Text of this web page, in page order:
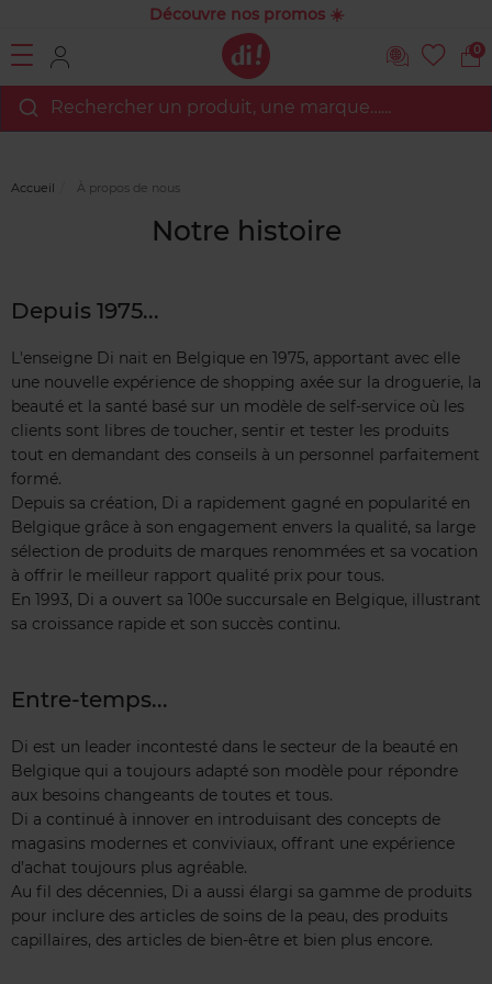
Découvre nos promos ☀️
0
Rechercher un produit, une marque…...
Accueil À propos de nous
Notre histoire
Depuis 1975...
L'enseigne Di nait en Belgique en 1975, apportant avec elle
une nouvelle expérience de shopping axée sur la droguerie, la
beauté et la santé basé sur un modèle de self-service où les
clients sont libres de toucher, sentir et tester les produits
tout en demandant des conseils à un personnel parfaitement
formé.
Depuis sa création, Di a rapidement gagné en popularité en
Belgique grâce à son engagement envers la qualité, sa large
sélection de produits de marques renommées et sa vocation
à offrir le meilleur rapport qualité prix pour tous.
En 1993, Di a ouvert sa 100e succursale en Belgique, illustrant
sa croissance rapide et son succès continu.
Entre-temps...
Di est un leader incontesté dans le secteur de la beauté en
Belgique qui a toujours adapté son modèle pour répondre
aux besoins changeants de toutes et tous.
Di a continué à innover en introduisant des concepts de
magasins modernes et conviviaux, offrant une expérience
d’achat toujours plus agréable.
Au fil des décennies, Di a aussi élargi sa gamme de produits
pour inclure des articles de soins de la peau, des produits
capillaires, des articles de bien-être et bien plus encore.